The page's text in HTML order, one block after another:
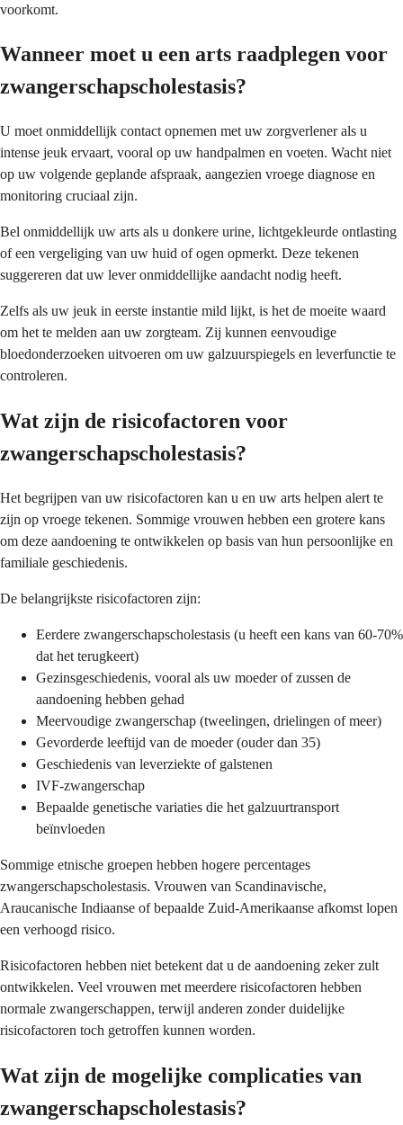
voorkomt.
Wanneer moet u een arts raadplegen voor
zwangerschapscholestasis?
U moet onmiddellijk contact opnemen met uw zorgverlener als u
intense jeuk ervaart, vooral op uw handpalmen en voeten. Wacht niet
op uw volgende geplande afspraak, aangezien vroege diagnose en
monitoring cruciaal zijn.
Bel onmiddellijk uw arts als u donkere urine, lichtgekleurde ontlasting
of een vergeliging van uw huid of ogen opmerkt. Deze tekenen
suggereren dat uw lever onmiddellijke aandacht nodig heeft.
Zelfs als uw jeuk in eerste instantie mild lijkt, is het de moeite waard
om het te melden aan uw zorgteam. Zij kunnen eenvoudige
bloedonderzoeken uitvoeren om uw galzuurspiegels en leverfunctie te
controleren.
Wat zijn de risicofactoren voor
zwangerschapscholestasis?
Het begrijpen van uw risicofactoren kan u en uw arts helpen alert te
zijn op vroege tekenen. Sommige vrouwen hebben een grotere kans
om deze aandoening te ontwikkelen op basis van hun persoonlijke en
familiale geschiedenis.
De belangrijkste risicofactoren zijn:
Eerdere zwangerschapscholestasis (u heeft een kans van 60-70%
dat het terugkeert)
Gezinsgeschiedenis, vooral als uw moeder of zussen de
aandoening hebben gehad
Meervoudige zwangerschap (tweelingen, drielingen of meer)
Gevorderde leeftijd van de moeder (ouder dan 35)
Geschiedenis van leverziekte of galstenen
IVF-zwangerschap
Bepaalde genetische variaties die het galzuurtransport
beïnvloeden
Sommige etnische groepen hebben hogere percentages
zwangerschapscholestasis. Vrouwen van Scandinavische,
Araucanische Indiaanse of bepaalde Zuid-Amerikaanse afkomst lopen
een verhoogd risico.
Risicofactoren hebben niet betekent dat u de aandoening zeker zult
ontwikkelen. Veel vrouwen met meerdere risicofactoren hebben
normale zwangerschappen, terwijl anderen zonder duidelijke
risicofactoren toch getroffen kunnen worden.
Wat zijn de mogelijke complicaties van
zwangerschapscholestasis?